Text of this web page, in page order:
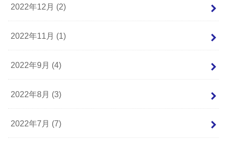
2022年12月 (2)
2022年11月 (1)
2022年9月 (4)
2022年8月 (3)
2022年7月 (7)